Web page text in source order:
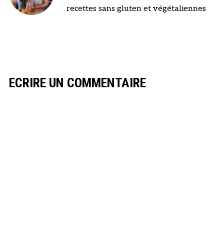
recettes sans gluten et végétaliennes
ECRIRE UN COMMENTAIRE